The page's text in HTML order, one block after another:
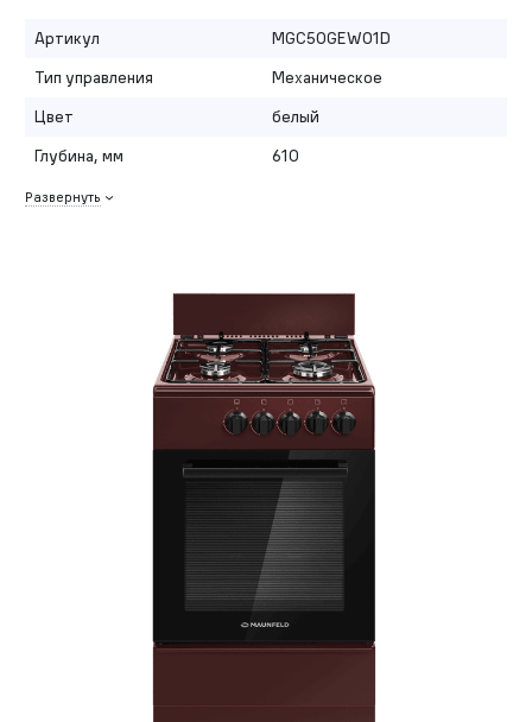
Артикул
MGC50GEW01D
Тип управления
Механическое
Цвет
белый
Глубина, мм
610
Развернуть